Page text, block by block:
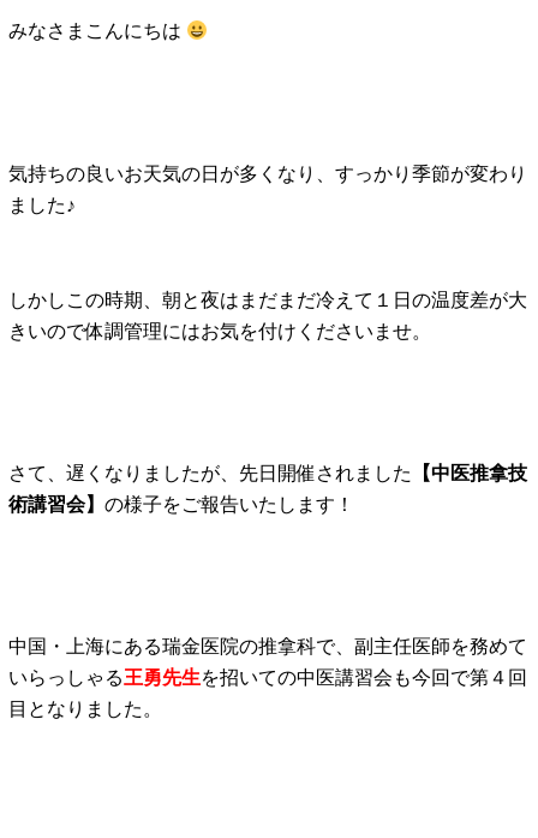
みなさまこんにちは
気持ちの良いお天気の日が多くなり、すっかり季節が変わり
ました♪
しかしこの時期、朝と夜はまだまだ冷えて１日の温度差が大
きいので体調管理にはお気を付けくださいませ。
さて、遅くなりましたが、先日開催されました
【中医推拿技
術講習会】 の様子をご報告いたします！
中国・上海にある瑞金医院の推拿科で、副主任医師を務めて
いらっしゃる王勇先生を招いての中医講習会も今回で第４回
目となりました。